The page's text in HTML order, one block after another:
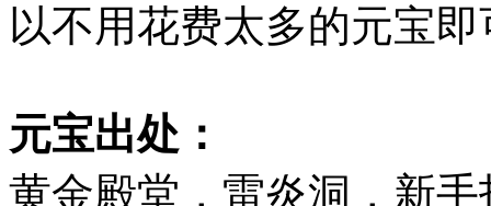
以不用花费太多的元宝
元宝出处：
黄金殿堂，雷炎洞，新